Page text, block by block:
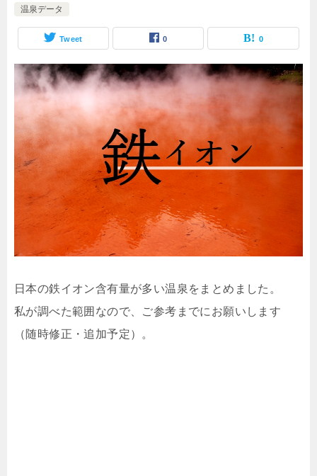
温泉データ
Tweet 0 0
日本の鉄イオン含有量が多い温泉をまとめました。
私が調べた範囲なので、ご参考までにお願いします
（随時修正・追加予定）。